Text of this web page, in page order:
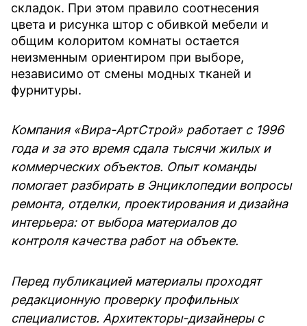
складок. При этом правило соотнесения
цвета и рисунка штор с обивкой мебели и
общим колоритом комнаты остается
неизменным ориентиром при выборе,
независимо от смены модных тканей и
фурнитуры.
Компания «Вира-АртСтрой» работает с 1996
года и за это время сдала тысячи жилых и
коммерческих объектов. Опыт команды
помогает разбирать в Энциклопедии вопросы
ремонта, отделки, проектирования и дизайна
интерьера: от выбора материалов до
контроля качества работ на объекте.
Перед публикацией материалы проходят
редакционную проверку профильных
специалистов. Архитекторы-дизайнеры с